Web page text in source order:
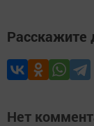
Расскажите
Нет